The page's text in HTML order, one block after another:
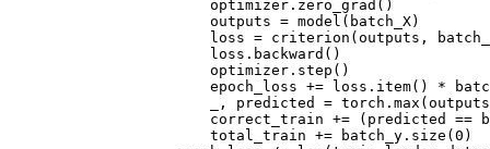
                       optimizer.zero_grad()
                       outputs = model(batch_X)
loss = criterion(outputs,
                       loss.backward()
                       optimizer.step()
epoch_loss += loss.item() *
_, predicted =
correct_train += (predicted ==
                       total_train += batch_y.size(0)